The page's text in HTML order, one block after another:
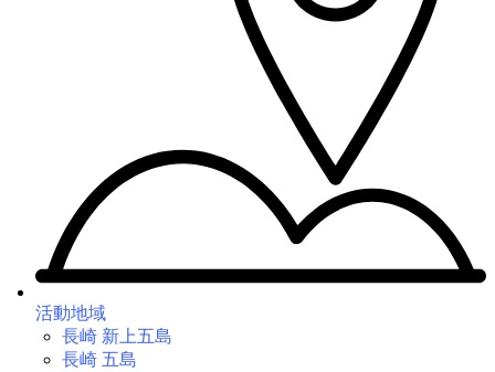
活動地域
長崎 新上五島
長崎 五島